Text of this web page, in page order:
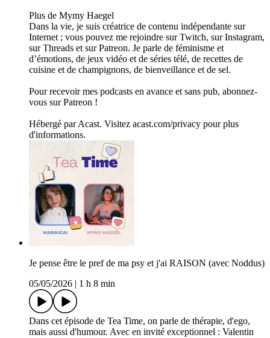
Plus de Mymy Haegel
Dans la vie, je suis créatrice de contenu indépendante sur
Internet ; vous pouvez me rejoindre sur Twitch, sur Instagram,
sur Threads et sur Patreon. Je parle de féminisme et
d’émotions, de jeux vidéo et de séries télé, de recettes de
cuisine et de champignons, de bienveillance et de sel.
Pour recevoir mes podcasts en avance et sans pub, abonnez-
vous sur Patreon !
Hébergé par Acast. Visitez acast.com/privacy pour plus
d'informations.
Je pense être le pref de ma psy et j'ai RAISON (avec Noddus)
05/05/2026
1 h 8 min
Dans cet épisode de Tea Time, on parle de thérapie, d'ego,
mais aussi d'humour. Avec en invité exceptionnel : Valentin